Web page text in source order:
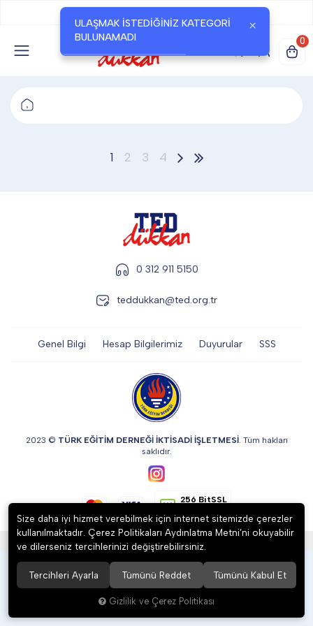
TED DÜKKAN
TED YAYINLARI
BARDAK ALTLIĞI & MAGNET
BLOKNOT & DEFTER
KALEM & KALEM SETİ
KUPALAR
TERMOS & FİNCAN
0
1 2 3 4
0 312 911 5150
teddukkan@ted.org.tr
Genel Bilgi Hesap Bilgilerimiz Duyurular SSS
2023 © TÜRK EĞİTİM DERNEĞİ İKTİSADİ İŞLETMESİ. Tüm hakları
saklıdır.
256 BitSSL
Hipotenüs® Yeni Nesil E-Ticaret Sistemleri ile Hazırlanmıştır.
Size daha iyi hizmet verebilmek için internet sitemizde çerezler
kullanılmaktadır. Çerez Politikaları Aydınlatma Metni’ni okuyabilir
ve dilerseniz tercihlerinizi değiştirebilirsiniz.
Tercihleri Ayarla Tümünü Reddet Tümünü Kabul Et
Gizlilik ve Çerez Politikası
×
ULAŞMAK ISTEDIĞINIZ KATEGORI
BULUNAMADI